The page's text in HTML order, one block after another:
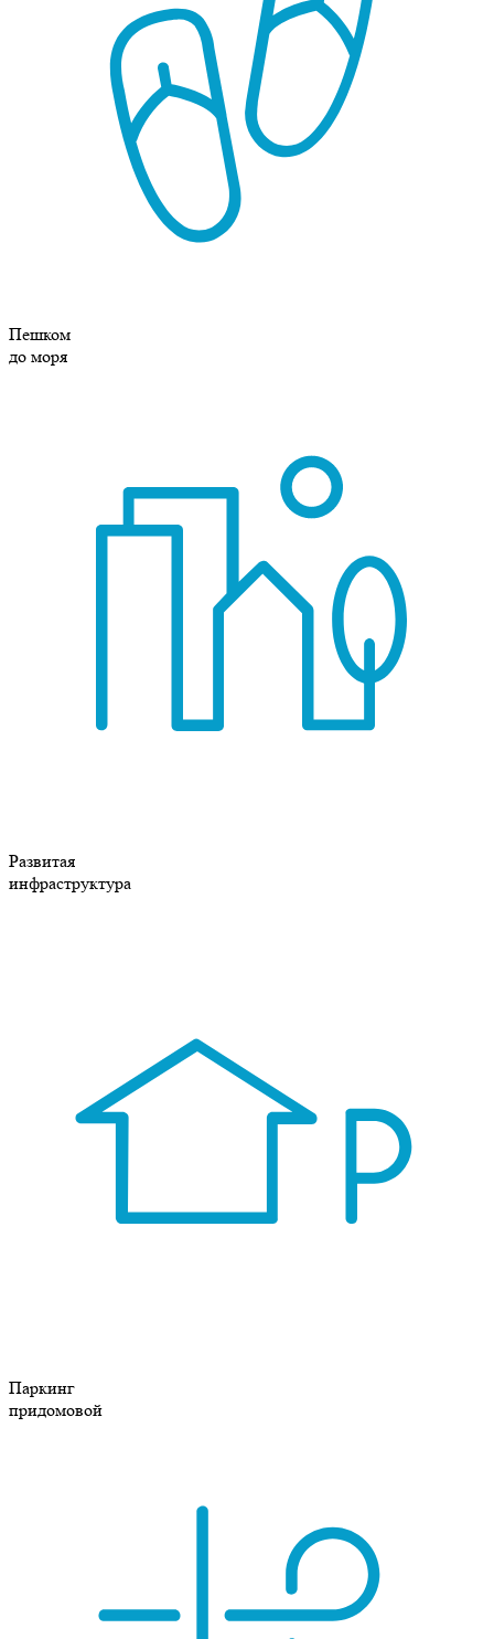
Пешком
до моря
Развитая
инфраструктура
Паркинг
придомовой